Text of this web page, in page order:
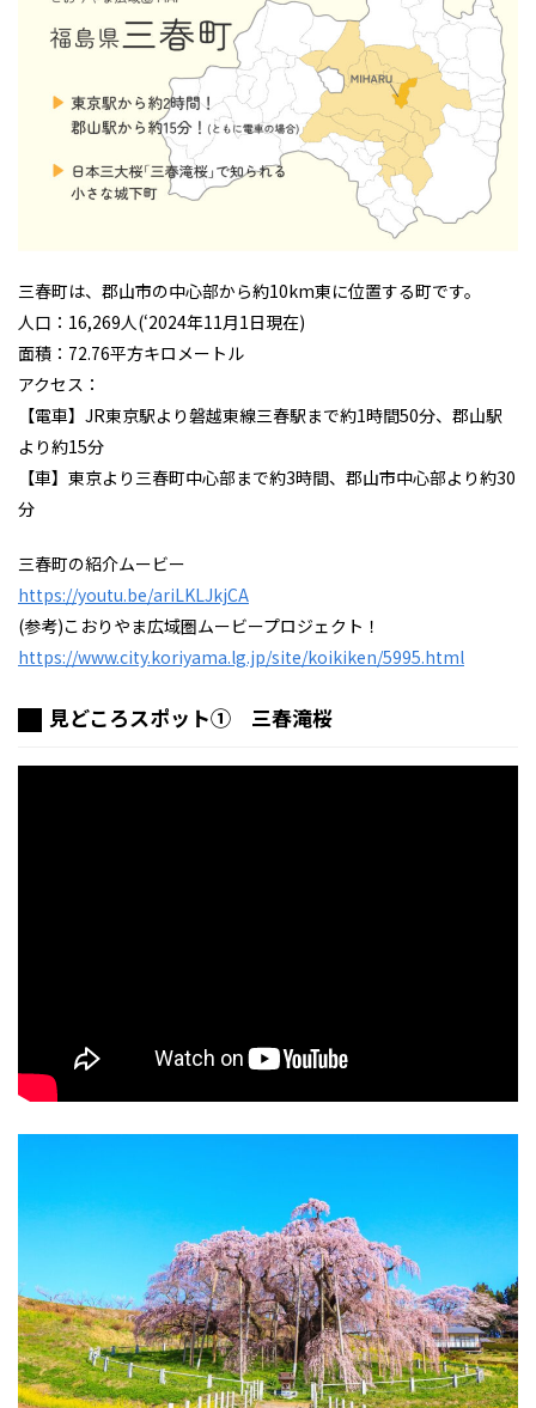
三春町は、郡山市の中心部から約10km東に位置する町です。
人口：16,269人(‘2024年11月1日現在)
面積：72.76平方キロメートル
アクセス：
【電車】JR東京駅より磐越東線三春駅まで約1時間50分、郡山駅
より約15分
【車】東京より三春町中心部まで約3時間、郡山市中心部より約30
分
三春町の紹介ムービー
https://youtu.be/ariLKLJkjCA
(参考)こおりやま広域圏ムービープロジェクト！
https://www.city.koriyama.lg.jp/site/koikiken/5995.html
見どころスポット① 三春滝桜